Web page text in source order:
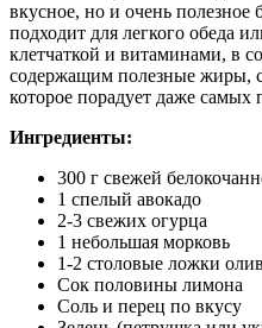
вкусное, но и очень полезное
подходит для легкого обеда
клетчаткой и витаминами, в
содержащим полезные жиры,
которое порадует даже
Ингредиенты:
300 г свежей
1 спелый авокадо
2-3 свежих огурца
1 небольшая морковь
1-2 столовые ложки
Сок половины лимона
Соль и перец по вкусу